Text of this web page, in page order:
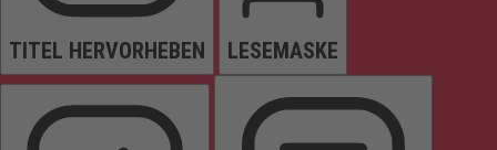
TITEL HERVORHEBEN LESEMASKE